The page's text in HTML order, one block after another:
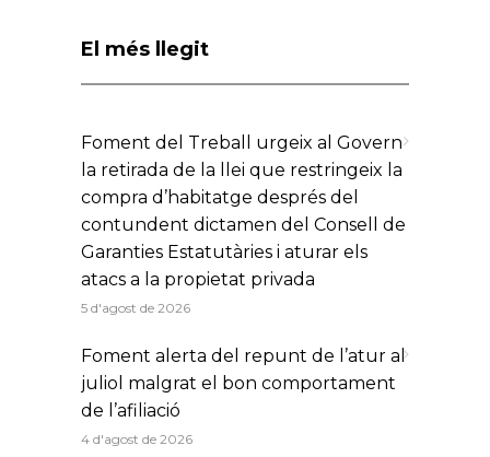
El més llegit
Foment del Treball urgeix al Govern
la retirada de la llei que restringeix la
compra d’habitatge després del
contundent dictamen del Consell de
Garanties Estatutàries i aturar els
atacs a la propietat privada
5 d'agost de 2026
Foment alerta del repunt de l’atur al
juliol malgrat el bon comportament
de l’afiliació
4 d'agost de 2026